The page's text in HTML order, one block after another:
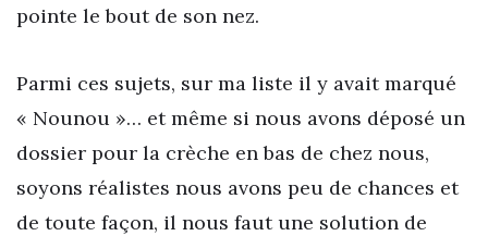
pointe le bout de son nez.
Parmi ces sujets, sur ma liste il y avait marqué
« Nounou »… et même si nous avons déposé un
dossier pour la crèche en bas de chez nous,
soyons réalistes nous avons peu de chances et
de toute façon, il nous faut une solution de